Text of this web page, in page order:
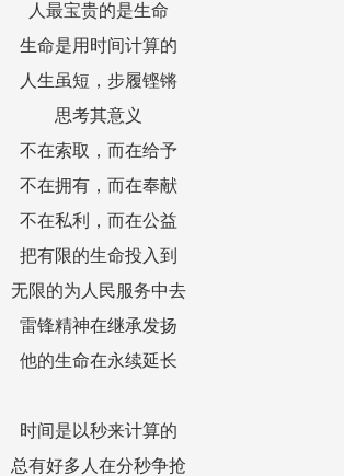
人最宝贵的是生命
生命是用时间计算的
人生虽短，步履铿锵
思考其意义
不在索取，而在给予
不在拥有，而在奉献
不在私利，而在公益
把有限的生命投入到
无限的为人民服务中去
雷锋精神在继承发扬
他的生命在永续延长
时间是以秒来计算的
总有好多人在分秒争抢